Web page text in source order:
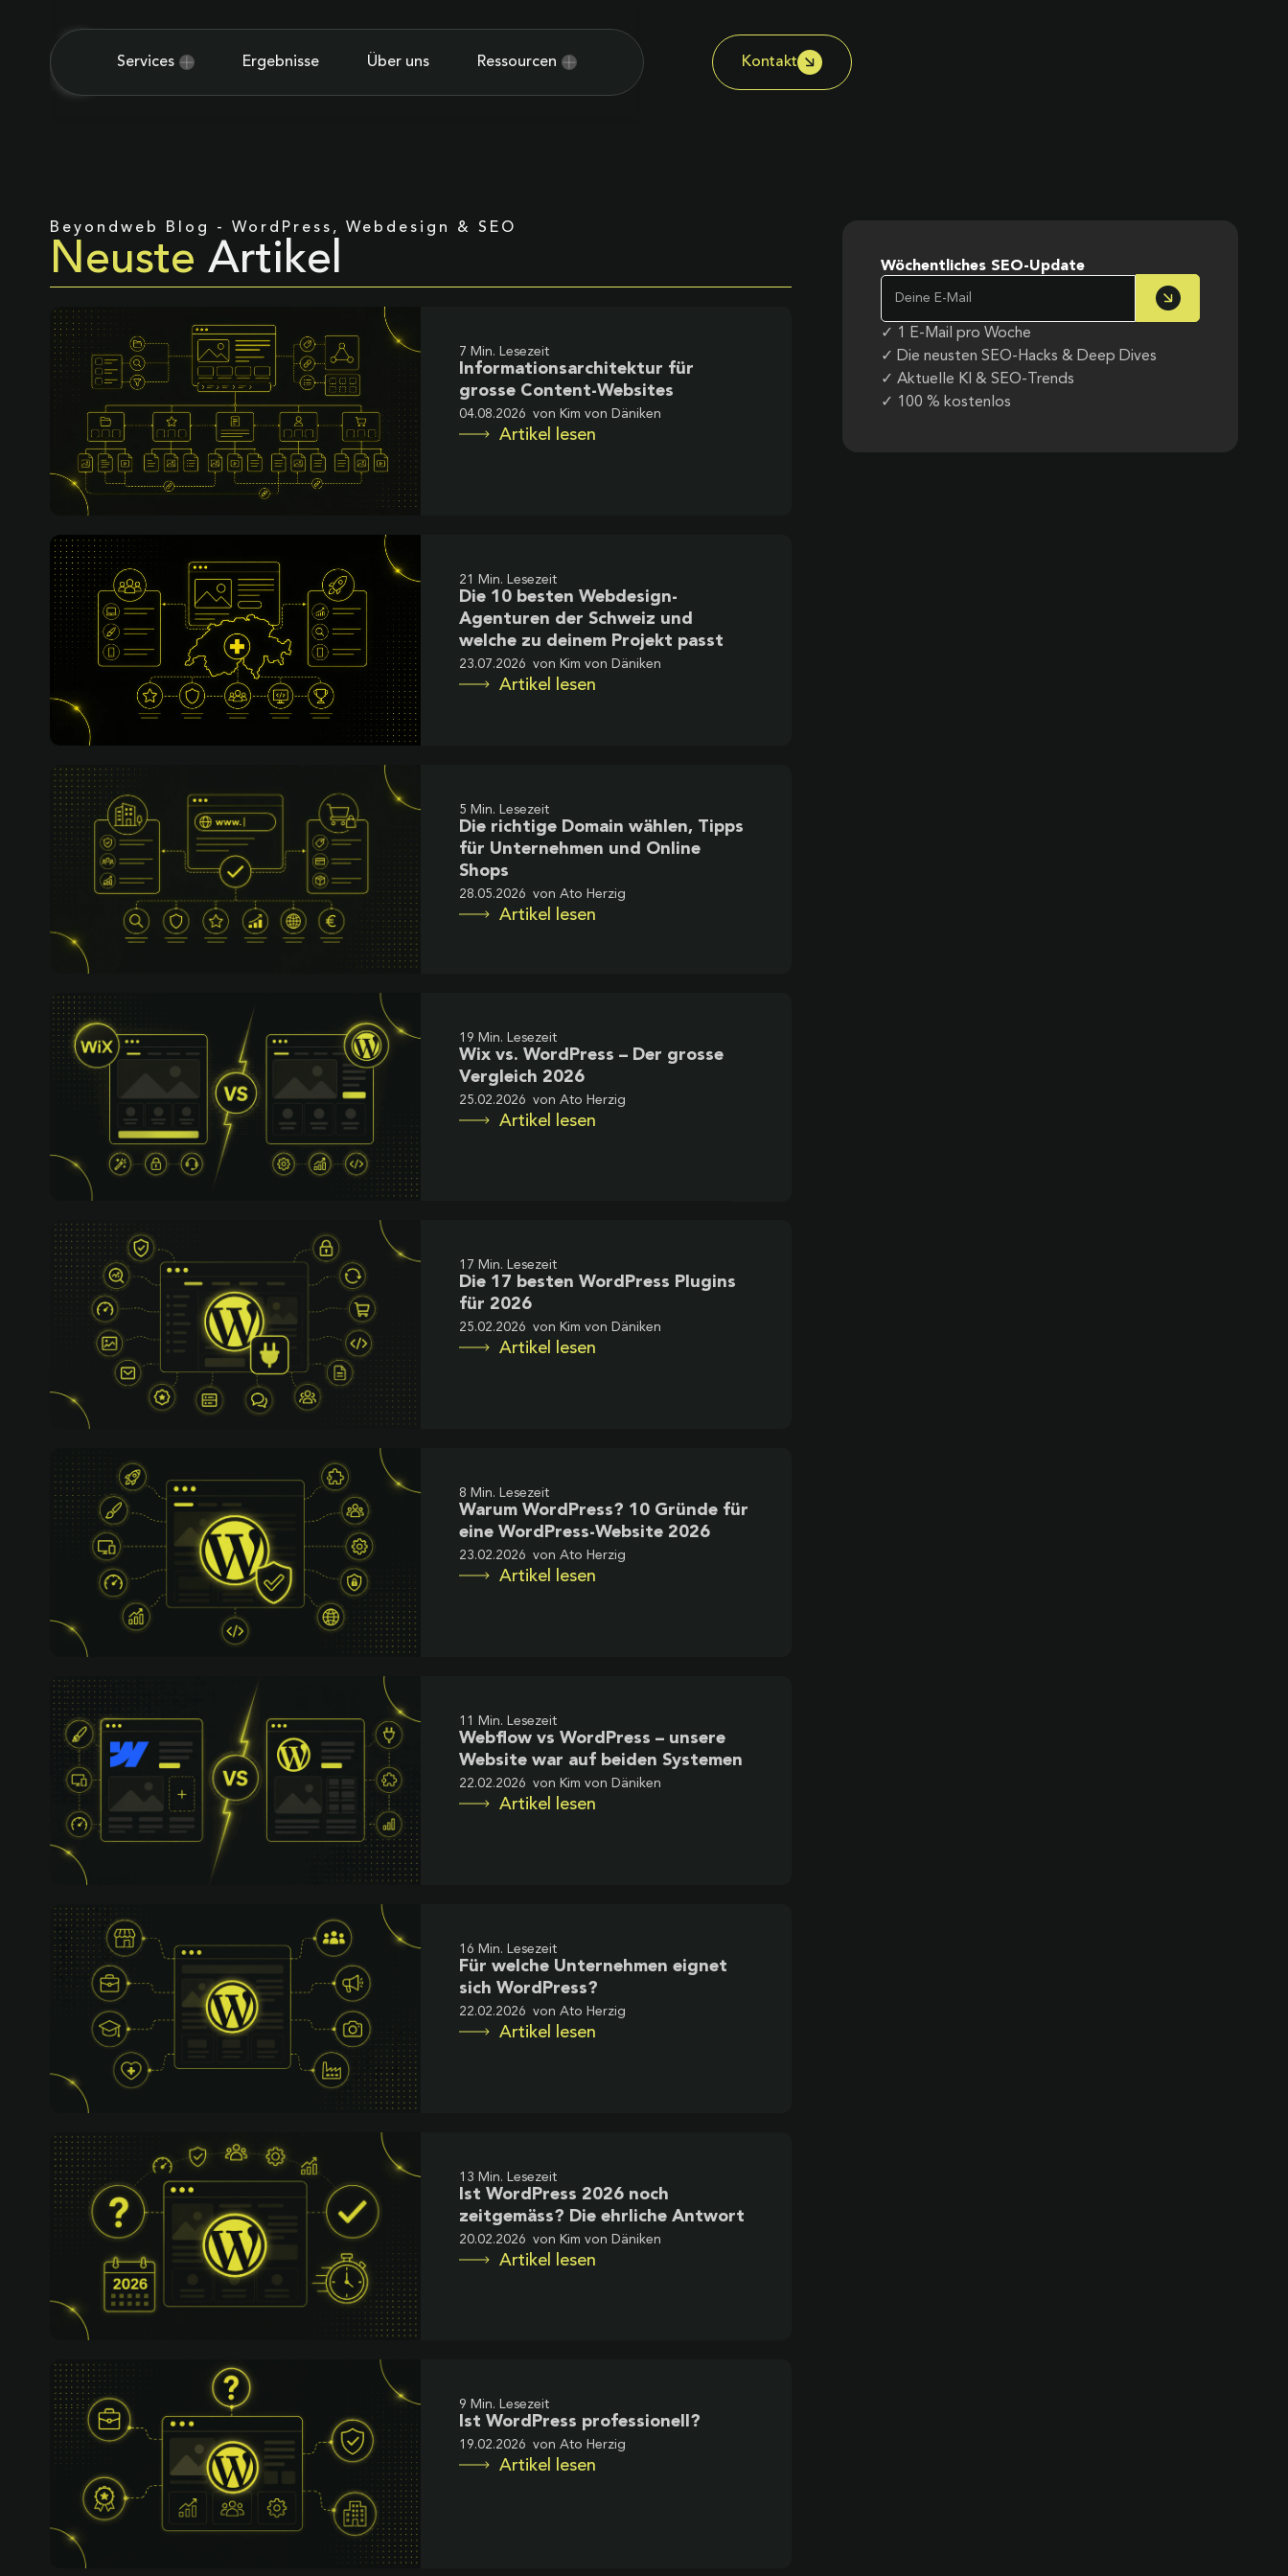
Services Ergebnisse Über uns Ressourcen Kontakt
Beyondweb Blog - WordPress, Webdesign & SEO
Neuste Artikel
7 Min. Lesezeit
Informationsarchitektur für
grosse Content-Websites
04.08.2026 von Kim von Däniken
Artikel lesen
21 Min. Lesezeit
Die 10 besten Webdesign-
Agenturen der Schweiz und
welche zu deinem Projekt passt
23.07.2026 von Kim von Däniken
Artikel lesen
5 Min. Lesezeit
Die richtige Domain wählen, Tipps
für Unternehmen und Online
Shops
28.05.2026 von Ato Herzig
Artikel lesen
19 Min. Lesezeit
Wix vs. WordPress – Der grosse
Vergleich 2026
25.02.2026 von Ato Herzig
Artikel lesen
17 Min. Lesezeit
Die 17 besten WordPress Plugins
für 2026
25.02.2026 von Kim von Däniken
Artikel lesen
8 Min. Lesezeit
Warum WordPress? 10 Gründe für
eine WordPress-Website 2026
23.02.2026 von Ato Herzig
Artikel lesen
11 Min. Lesezeit
Webflow vs WordPress – unsere
Website war auf beiden Systemen
22.02.2026 von Kim von Däniken
Artikel lesen
16 Min. Lesezeit
Für welche Unternehmen eignet
sich WordPress?
22.02.2026 von Ato Herzig
Artikel lesen
13 Min. Lesezeit
Ist WordPress 2026 noch
zeitgemäss? Die ehrliche Antwort
20.02.2026 von Kim von Däniken
Artikel lesen
9 Min. Lesezeit
Ist WordPress professionell?
19.02.2026 von Ato Herzig
Artikel lesen
Wöchentliches SEO-Update
✓ 1 E-Mail pro Woche
✓ Die neusten SEO-Hacks & Deep Dives
✓ Aktuelle KI & SEO-Trends
✓ 100 % kostenlos